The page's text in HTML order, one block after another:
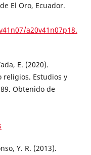
El Oro, Ecuador.
a20v41n07p18.
E. (2020).
religios. Estudios y
Obtenido de
Y. R. (2013).